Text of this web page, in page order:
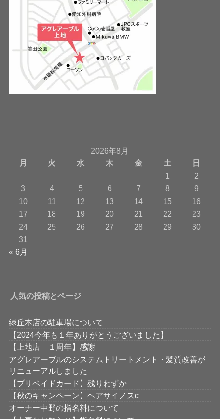
2026年8月
月
火 水 木 金 土
日
1
2
3
4 5 6 7 8
9
10
11 12 13 14 15
16
17
18 19 20 21 22
23
24
25 26 27 28 29
30
31
« 6月
人気の投稿とページ
緑丘本店の駐車場について
【2024今年も１年ありがとうございました】
【上地店 １周年】感謝
アグレアーブルのシステムトリートメント・髪質改善が
リニューアルしました
【プリペイドカード】残りわずか
【秋のキャンペーン】ヘアサイノスα
オーナー中野の指名料について